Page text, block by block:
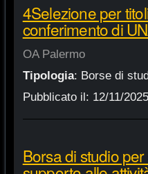
4Selezione per
conferimento di
OA Palermo
Tipologia: Borse di
Pubblicato il: 12/11/2025
Borsa di studio